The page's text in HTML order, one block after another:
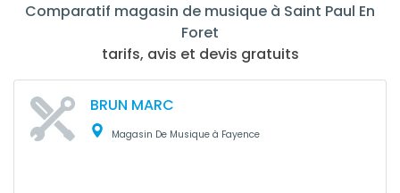
Comparatif magasin de musique à Saint Paul En
Foret
tarifs, avis et devis gratuits
BRUN MARC
Magasin De Musique à Fayence